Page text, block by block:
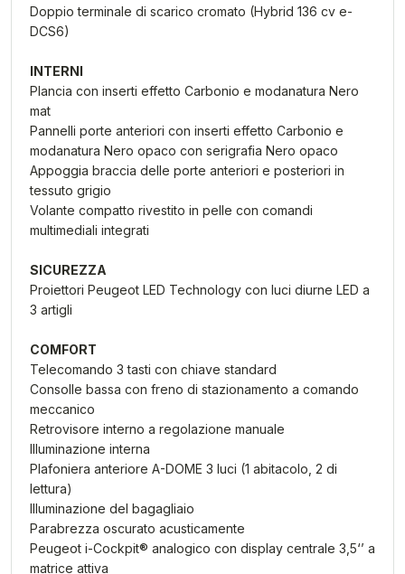
Doppio terminale di scarico cromato (Hybrid 136 cv e-
DCS6)
INTERNI
Plancia con inserti effetto Carbonio e modanatura Nero
mat
Pannelli porte anteriori con inserti effetto Carbonio e
modanatura Nero opaco con serigrafia Nero opaco
Appoggia braccia delle porte anteriori e posteriori in
tessuto grigio
Volante compatto rivestito in pelle con comandi
multimediali integrati
SICUREZZA
Proiettori Peugeot LED Technology con luci diurne LED a
3 artigli
COMFORT
Telecomando 3 tasti con chiave standard
Consolle bassa con freno di stazionamento a comando
meccanico
Retrovisore interno a regolazione manuale
Illuminazione interna
Plafoniera anteriore A-DOME 3 luci (1 abitacolo, 2 di
lettura)
Illuminazione del bagagliaio
Parabrezza oscurato acusticamente
Peugeot i-Cockpit® analogico con display centrale 3,5‘’ a
matrice attiva